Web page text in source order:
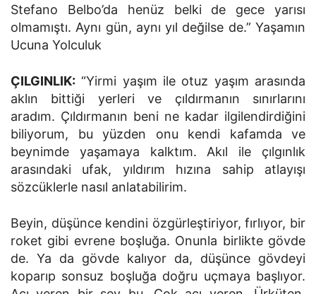
Stefano Belbo’da henüz belki de gece yarısı
olmamıştı. Aynı gün, aynı yıl değilse de.” Yaşamın
Ucuna Yolculuk
ÇILGINLIK: “Yirmi yaşım ile otuz yaşım arasında
aklın bittiği yerleri ve çıldırmanın sınırlarını
aradım. Çıldırmanın beni ne kadar ilgilendirdiğini
biliyorum, bu yüzden onu kendi kafamda ve
beynimde yaşamaya kalktım. Akıl ile çılgınlık
arasındaki ufak, yıldırım hızına sahip atlayışı
sözcüklerle nasıl anlatabilirim.
Beyin, düşünce kendini özgürleştiriyor, fırlıyor, bir
roket gibi evrene boşluğa. Onunla birlikte gövde
de. Ya da gövde kalıyor da, düşünce gövdeyi
koparıp sonsuz boşluğa doğru uçmaya başlıyor.